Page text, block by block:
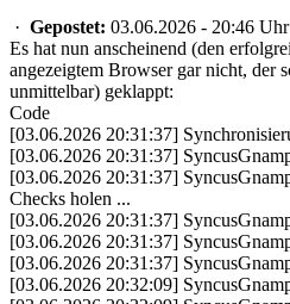
· Gepostet: 03.06.2026 - 20:46
Es hat nun anscheinend (den
angezeigtem Browser gar nicht, der
unmittelbar) geklappt:
Code
[03.06.2026 20:31:37]
[03.06.2026 20:31:37]
[03.06.2026 20:31:37]
Checks holen ...
[03.06.2026 20:31:37]
[03.06.2026 20:31:37]
[03.06.2026 20:31:37]
[03.06.2026 20:32:09]